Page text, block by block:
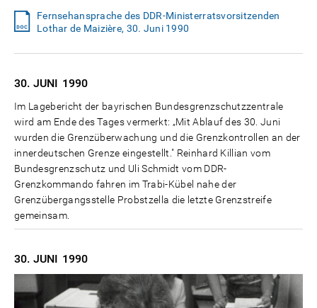
Fernsehansprache des DDR-Ministerratsvorsitzenden
Lothar de Maizière, 30. Juni 1990
30. JUNI 1990
Im Lagebericht der bayrischen Bundesgrenzschutzzentrale
wird am Ende des Tages vermerkt: „Mit Ablauf des 30. Juni
wurden die Grenzüberwachung und die Grenzkontrollen an der
innerdeutschen Grenze eingestellt." Reinhard Killian vom
Bundesgrenzschutz und Uli Schmidt vom DDR-
Grenzkommando fahren im Trabi-Kübel nahe der
Grenzübergangsstelle Probstzella die letzte Grenzstreife
gemeinsam.
30. JUNI 1990